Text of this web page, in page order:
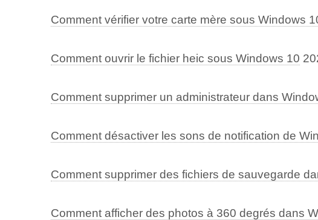
Comment vérifier votre carte mère sous Windows
Comment ouvrir le fichier heic sous Windows 10
Comment supprimer un administrateur dans
Comment désactiver les sons de notification de
Comment supprimer des fichiers de sauvegarde
Comment afficher des photos à 360 degrés dans